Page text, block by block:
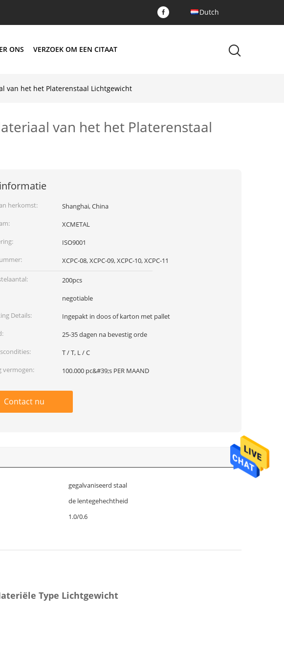
Dutch
ONS VERZOEK OM EEN CITAAT
van het het Platerenstaal Lichtgewicht
van het het Platerenstaal
herkomst:
Shanghai, China
XCMETAL
ISO9001
XCPC-08, XCPC-09, XCPC-10, XCPC-11
200pcs
negotiable
Details:
Ingepakt in doos of karton met pallet
25-35 dagen na bevestig orde
T / T, L / C
vermogen:
100.000 pc&#39;s PER MAAND
Contact nu
gegalvaniseerd staal
de lentegehechtheid
1.0/0.6
Type Lichtgewicht